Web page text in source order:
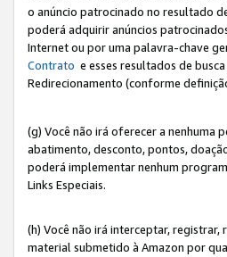
o anúncio patrocinado no resultado
poderá adquirir anúncios
Internet ou por uma palavra-chave
Contrato e esses resultados de
Redirecionamento (conforme
(g) Você não irá oferecer a nenhuma
abatimento, desconto, pontos,
poderá implementar nenhum
Links Especiais.
(h) Você não irá interceptar,
material submetido à Amazon por